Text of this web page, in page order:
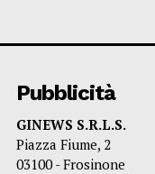
Pubblicità
GINEWS S.R.L.S.
Piazza Fiume, 2
03100 - Frosinone